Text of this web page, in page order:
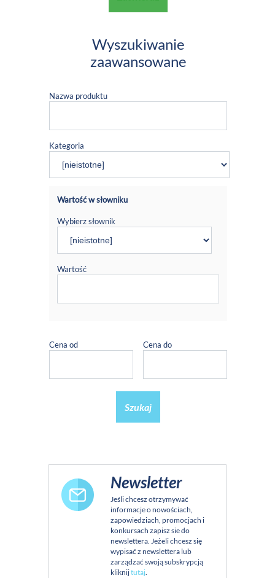
Wyszukiwanie
zaawansowane
Nazwa produktu
Kategoria
Wartość w słowniku
Wybierz słownik
Wartość
Cena od Cena do
Szukaj
Newsletter
Jeśli chcesz otrzymywać
informacje o nowościach,
zapowiedziach, promocjach i
konkursach zapisz sie do
newslettera. Jeżeli chcesz się
wypisać z newslettera lub
zarządzać swoją subskrypcją
kliknijtutaj.